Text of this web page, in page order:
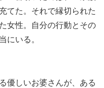
てた。それで縁切られた
女性。自分の行動とその
にいる。
優しいお婆さんが、ある